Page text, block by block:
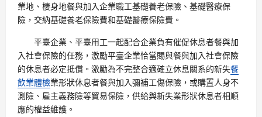
業地、棲身地餐與加入企業職工基礎養老保險、基礎醫療保
險，交納基礎養老保險費和基礎醫療保險費。
平臺企業、平臺用工一起配合企業負有催促休息者餐與加
入社會保險的任務，激勵平臺企業恰當賜與餐與加入社會保險
的休息者必定抵償。激勵為不完整合適確立休息關系的新失餐
飲業體檢業形狀休息者餐與加入彌補工傷保險，或購置人身不
測險、雇主義務險等貿易保險，供給與新失業形狀休息者相順
應的權益維護。